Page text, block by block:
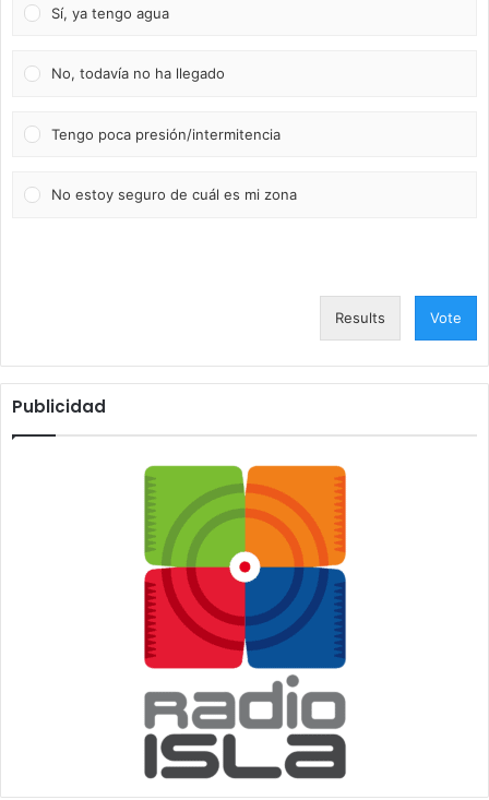
Sí, ya tengo agua
No, todavía no ha llegado
Tengo poca presión/intermitencia
No estoy seguro de cuál es mi zona
Results Vote
Publicidad